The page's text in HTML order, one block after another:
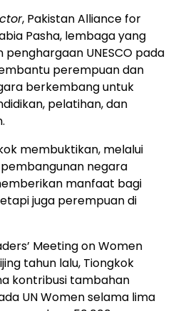
, Pakistan Alliance for
Pasha, lembaga yang
UNESCO pada
perempuan dan
berkembang untuk
pelatihan, dan
membuktikan, melalui
negara
manfaat bagi
juga perempuan di
Meeting on Women
tahun lalu, Tiongkok
kontribusi tambahan
UN Women selama lima